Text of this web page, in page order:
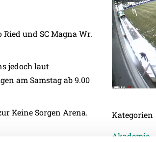
und SC Magna Wr.
jedoch laut
am Samstag ab 9.00
Keine Sorgen Arena.
Kategorien
Akademie